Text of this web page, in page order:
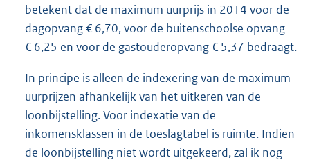
betekent dat de maximum uurprijs in 2014 voor de
dagopvang € 6,70, voor de buitenschoolse opvang
€ 6,25 en voor de gastouderopvang € 5,37 bedraagt.
In principe is alleen de indexering van de maximum
uurprijzen afhankelijk van het uitkeren van de
loonbijstelling. Voor indexatie van de
inkomensklassen in de toeslagtabel is ruimte. Indien
de loonbijstelling niet wordt uitgekeerd, zal ik nog